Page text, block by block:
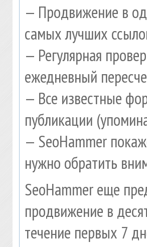
— Продвижение в
самых лучших
— Регулярная
ежедневный
— Все известные
публикации
— SeoHammer
нужно обратить
SeoHammer еще
продвижение в
течение первых 7